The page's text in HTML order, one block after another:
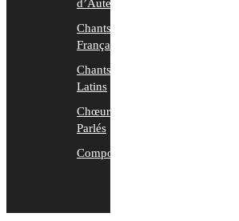
d’Auteurs
Chants
Français
Chants
Latins
Chœurs
Parlés
Compositions